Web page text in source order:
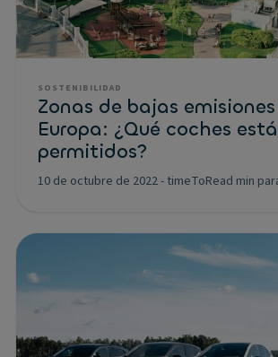
SOSTENIBILIDAD
Zonas de bajas
Europa: ¿Qué coches
permitidos?
10 de octubre de 2022- timeToRead min